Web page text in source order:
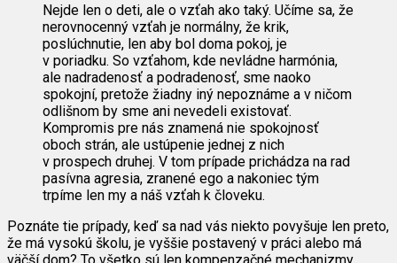
Nejde len o deti, ale o vzťah ako taký. Učíme sa, že
nerovnocenný vzťah je normálny, že krik,
poslúchnutie, len aby bol doma pokoj, je
v poriadku. So vzťahom, kde nevládne harmónia,
ale nadradenosť a podradenosť, sme naoko
spokojní, pretože žiadny iný nepoznáme a v ničom
odlišnom by sme ani nevedeli existovať.
Kompromis pre nás znamená nie spokojnosť
oboch strán, ale ustúpenie jednej z nich
v prospech druhej. V tom prípade prichádza na rad
pasívna agresia, zranené ego a nakoniec tým
trpíme len my a náš vzťah k človeku.
Poznáte tie prípady, keď sa nad vás niekto povyšuje len preto,
že má vysokú školu, je vyššie postavený v práci alebo má
väčší dom? To všetko sú len kompenzačné mechanizmy